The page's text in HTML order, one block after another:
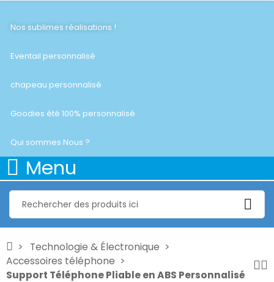
Nos sublimes réalisations !
Eventail personnalisé
chapeau personnalisé
Goodies été 100% personnalisé
Qui sommes Nous ?
Menu
Technologie & Électronique
Accessoires téléphone
Support Téléphone Pliable en ABS Personnalisé